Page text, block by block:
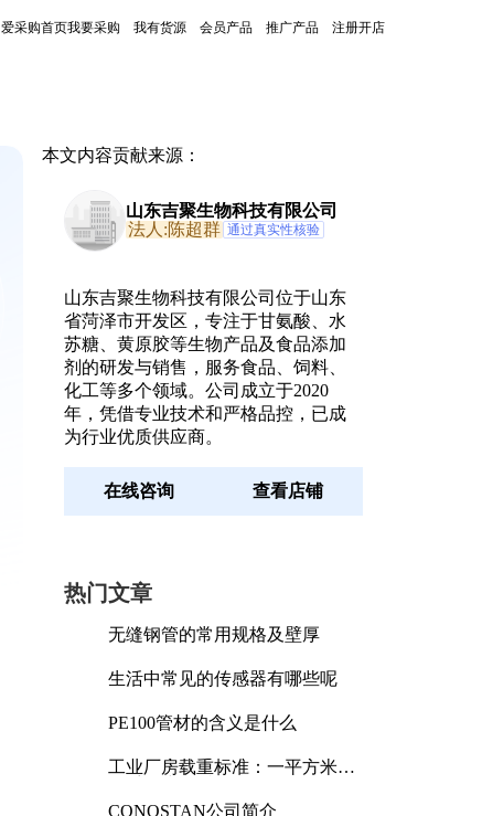
爱采购首页我要采购 我有货源 会员产品 推广产品 注册开店
本文内容贡献来源：
山东吉聚生物科技有限公司
法人:陈超群 通过真实性核验
山东吉聚生物科技有限公司位于山东
省菏泽市开发区，专注于甘氨酸、水
苏糖、黄原胶等生物产品及食品添加
剂的研发与销售，服务食品、饲料、
化工等多个领域。公司成立于2020
年，凭借专业技术和严格品控，已成
为行业优质供应商。
在线咨询 查看店铺
热门文章
无缝钢管的常用规格及壁厚
生活中常见的传感器有哪些呢
PE100管材的含义是什么
工业厂房载重标准：一平方米能
CONOSTAN公司简介